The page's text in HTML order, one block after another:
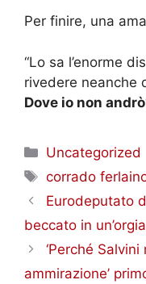
Per finire, una
“Lo sa l’enorme
rivedere neanche
Dove io non andrò
Categorie
Uncategorized
Tag
corrado
Eurodeputato
beccato in
‘Perché
ammirazione’